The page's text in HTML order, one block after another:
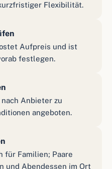
Flexibilität.
Aufpreis und ist
festlegen.
Anbieter zu
angeboten.
für Familien; Paare
und Abendessen im Ort